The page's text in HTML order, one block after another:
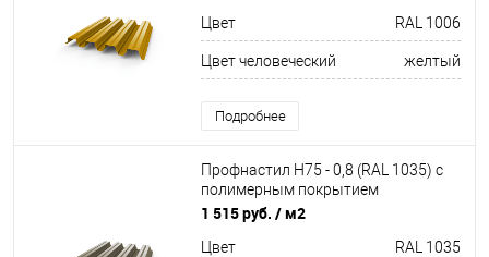
Цвет RAL 1006
Цвет человеческий желтый
Подробнее
Профнастил Н75 - 0,8 (RAL 1035) с
полимерным покрытием
(полиэстер)
1 515 руб. / м2
Цвет RAL 1035